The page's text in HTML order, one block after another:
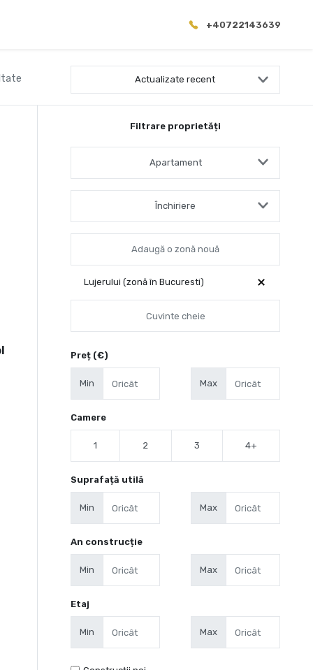
+40722143639
Actualizate recent
Filtrare proprietăți
Apartament
Închiriere
Lujerului (zonă în Bucuresti)
Preț (€)
Min Max
Camere
1 2 3 4+
Suprafață utilă
Min Max
An construcție
Min Max
Etaj
Min Max